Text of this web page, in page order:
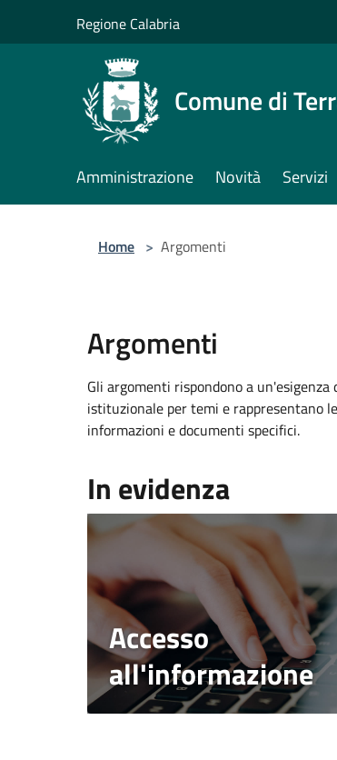
Regione Calabria
Comune di
Amministrazione Novità Servizi
Home > Argomenti
Argomenti
Gli argomenti rispondono a
istituzionale per temi e rappresentano
informazioni e documenti specifici.
In evidenza
Accesso
all'informazione